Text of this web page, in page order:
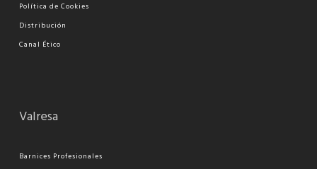
Política de Cookies
Distribución
Canal Ético
Valresa
Barnices Profesionales